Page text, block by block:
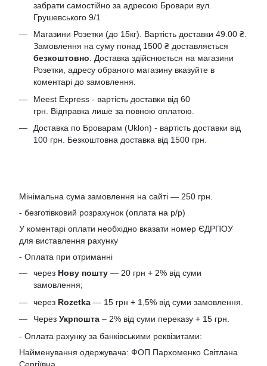
забрати самостійно за адресою Бровари вул.
Грушевського 9/1
Магазини Розетки (до 15кг). Вартість доставки 49.00 ₴.
Замовлення на суму понад 1500 ₴ доставляється
безкоштовно . Доставка здійснюється на магазини
Розетки, адресу обраного магазину вказуйте в
коментарі до замовлення.
Meest Express - вартість доставки від 60
грн. Відправка лише за повною оплатою.
Доставка по Броварам (Uklon) - вартість доставки від
100 грн. Безкоштовна доставка від 1500 грн.
Мінімальна сума замовлення на сайті — 250 грн.
- безготівковий розрахунок (оплата на р/р)
У коментарі оплати необхідно вказати номер ЄДРПОУ
для виставлення рахунку
- Оплата при отриманні
через Нову пошту — 20 грн + 2% від суми
замовлення;
через Rozetka — 15 грн + 1,5% від суми замовлення.
Через Укрпошта – 2% від суми переказу + 15 грн.
- Оплата рахунку за банківськими реквізитами:
Найменування одержувача: ФОП Пархоменко Світлана
Сергіївна